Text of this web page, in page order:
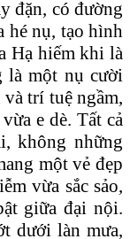
đặn, có đường
hé nụ, tạo hình
Hạ hiếm khi là
là một nụ cười
trí tuệ ngầm,
e dè. Tất cả
không những
một vẻ đẹp
vừa sắc sảo,
giữa đại nội.
dưới làn mưa,